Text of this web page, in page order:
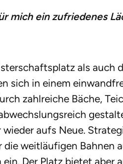
mich ein zufriedenes
als auch
sich in einem
zahlreiche Bäche,
aufs Neue.
weitläufigen Bahnen
Der Platz bietet aber